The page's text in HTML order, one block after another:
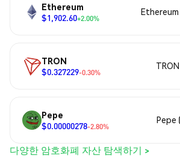
Ethereum
$1,902.60+2.00%
Ethereum
TRON
$0.327229-0.30%
Pepe
$0.00000278-2.80%
Pepe
다양한 암호화폐 자산 탐색하기 >